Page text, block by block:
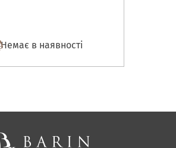
Немає в наявності
Спальні, Ліжка
Корпусні меблі